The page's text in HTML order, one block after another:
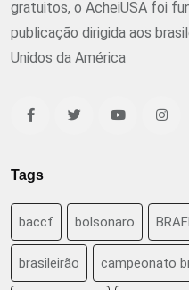
gratuitos, o AcheiUSA foi
publicação dirigida aos
Unidos da América
Tags
baccf bolsonaro
brasileirão campeonato